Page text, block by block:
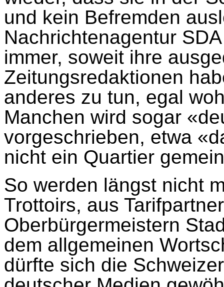
und kein Befremden
Nachrichtenagentur
immer, soweit ihre
Zeitungsredaktionen
anderes zu tun, egal
Manchen wird sogar
vorgeschrieben, etwa
nicht ein Quartier
So werden längst nicht
Trottoirs, aus
Oberbürgermeistern
dem allgemeinen
dürfte sich die